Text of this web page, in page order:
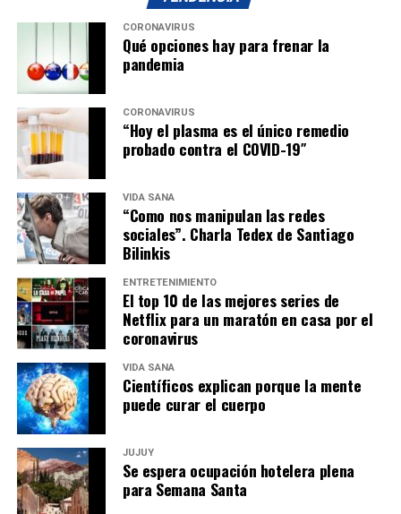
CORONAVIRUS
Qué opciones hay para frenar la
pandemia
CORONAVIRUS
“Hoy el plasma es el único remedio
probado contra el COVID-19″
VIDA SANA
“Como nos manipulan las redes
sociales”. Charla Tedex de Santiago
Bilinkis
ENTRETENIMIENTO
El top 10 de las mejores series de
Netflix para un maratón en casa por el
coronavirus
VIDA SANA
Científicos explican porque la mente
puede curar el cuerpo
JUJUY
Se espera ocupación hotelera plena
para Semana Santa